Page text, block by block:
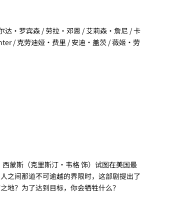
达·罗宾森 / 劳拉·邓恩 / 艾莉森·詹尼 / 卡
/ 克劳迪娅·费里 / 安迪·盖茨 / 薇姬·劳
蒙斯（克里斯汀·韦格 饰）试图在美国最
之间那道不可逾越的界限时，这部剧提出了
地？为了达到目标，你会牺牲什么？